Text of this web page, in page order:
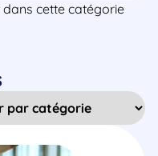
dans cette catégorie